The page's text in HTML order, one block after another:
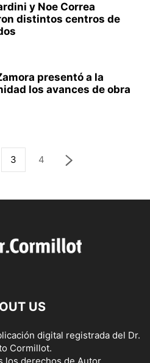
y Noe Correa
distintos centros de
presentó a la
los avances de obra
3 4
US
digital registrada del Dr.
Cormillot.